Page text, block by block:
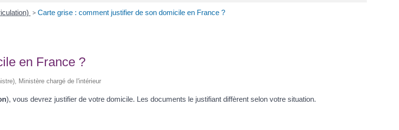
> Carte grise : comment justifier de son domicile en France ?
en France ?
Ministère chargé de l'intérieur
), vous devrez justifier de votre domicile. Les documents le justifiant diffèrent selon votre situation.